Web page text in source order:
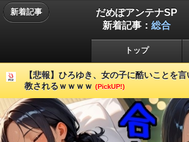
新着記事
だめぽアンテナSP
新着記事： 総合
トップ
【悲報】ひろゆき、女の子に酷いことを
教されるｗｗｗｗ (PickUP!)